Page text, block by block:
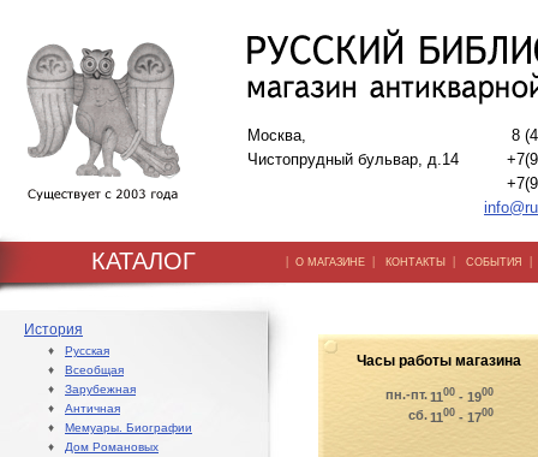
Москва,
Чистопрудный бульвар, д.14
8
КАТАЛОГ | О МАГАЗИНЕ | КОНТАКТЫ | СОБЫТИЯ
История
♦ Русская
♦ Всеобщая
♦ Зарубежная
♦ Античная
♦ Мемуары. Биографии
♦ Дом Романовых
Часы работы магазина
пн.-пт.1100 - 1900
сб.1100 - 1700